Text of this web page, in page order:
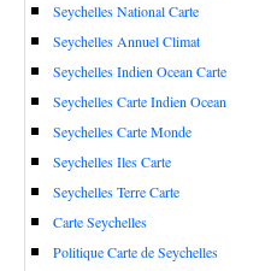
Seychelles National Carte
Seychelles Annuel Climat
Seychelles Indien Ocean Carte
Seychelles Carte Indien Ocean
Seychelles Carte Monde
Seychelles Iles Carte
Seychelles Terre Carte
Carte Seychelles
Politique Carte de Seychelles